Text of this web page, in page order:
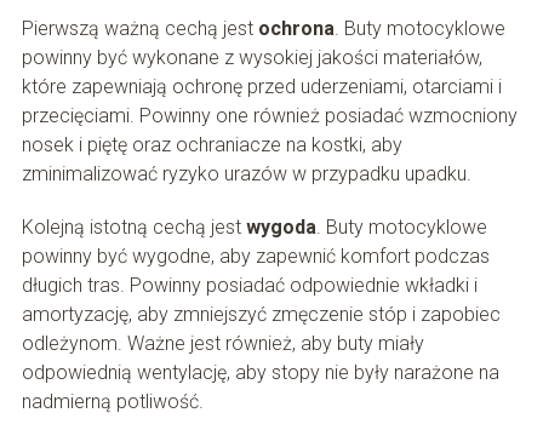
Pierwszą ważną cechą jest ochrona. Buty motocyklowe
powinny być wykonane z wysokiej jakości materiałów,
które zapewniają ochronę przed uderzeniami, otarciami i
przecięciami. Powinny one również posiadać wzmocniony
nosek i piętę oraz ochraniacze na kostki, aby
zminimalizować ryzyko urazów w przypadku upadku.
Kolejną istotną cechą jest wygoda. Buty motocyklowe
powinny być wygodne, aby zapewnić komfort podczas
długich tras. Powinny posiadać odpowiednie wkładki i
amortyzację, aby zmniejszyć zmęczenie stóp i zapobiec
odleżynom. Ważne jest również, aby buty miały
odpowiednią wentylację, aby stopy nie były narażone na
nadmierną potliwość.